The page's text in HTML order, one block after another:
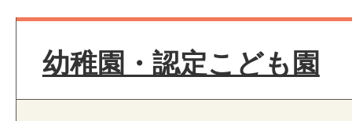
幼稚園・認定こども園